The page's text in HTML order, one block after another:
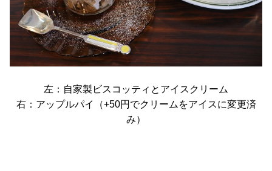
左：自家製ビスコッティとアイスクリーム
右：アップルパイ（+50円でクリームをアイスに変更済
み）